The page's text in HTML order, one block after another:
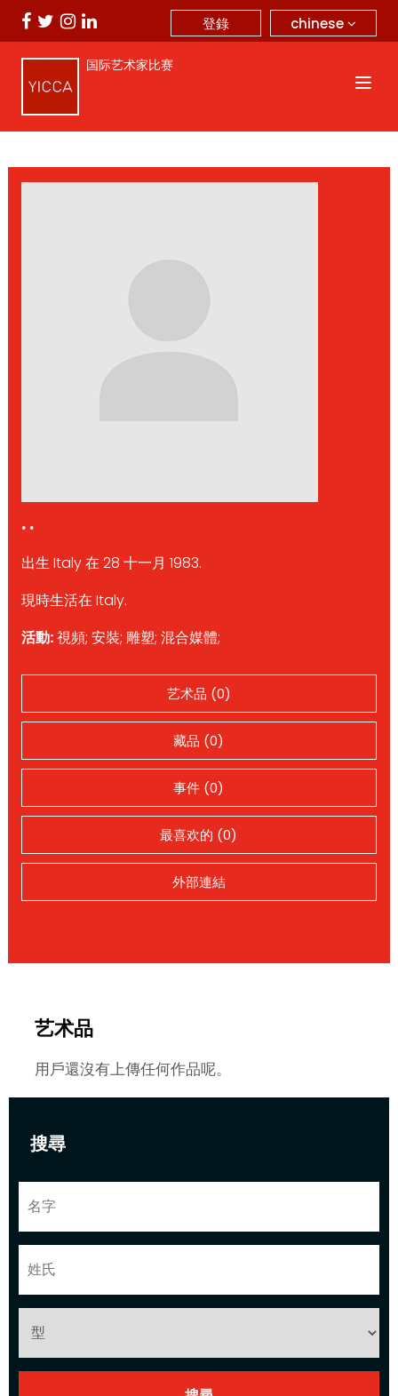
chinese
登錄
国际艺术家比赛
搜尋
. .
出生 Italy 在 28 十一月 1983.
現時生活在 Italy.
活動:視頻; 安裝; 雕塑; 混合媒體;
艺术品 (0)
藏品 (0)
事件 (0)
最喜欢的 (0)
外部連結
艺术品
用戶還沒有上傳任何作品呢。